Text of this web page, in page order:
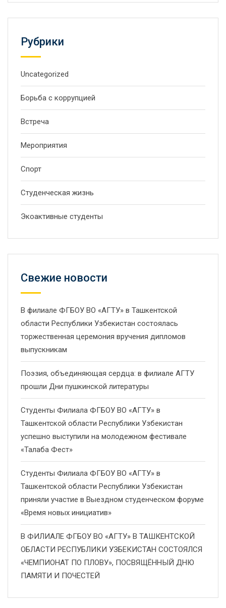
Рубрики
Uncategorized
Борьба с коррупцией
Встреча
Мероприятия
Спорт
Студенческая жизнь
Экоактивные студенты
Свежие новости
В филиале ФГБОУ ВО «АГТУ» в Ташкентской
области Республики Узбекистан состоялась
торжественная церемония вручения дипломов
выпускникам
Поэзия, объединяющая сердца: в филиале АГТУ
прошли Дни пушкинской литературы
Студенты Филиала ФГБОУ ВО «АГТУ» в
Ташкентской области Республики Узбекистан
успешно выступили на молодежном фестивале
«Талаба Фест»
Студенты Филиала ФГБОУ ВО «АГТУ» в
Ташкентской области Республики Узбекистан
приняли участие в Выездном студенческом форуме
«Время новых инициатив»
В ФИЛИАЛЕ ФГБОУ ВО «АГТУ» В ТАШКЕНТСКОЙ
ОБЛАСТИ РЕСПУБЛИКИ УЗБЕКИСТАН СОСТОЯЛСЯ
«ЧЕМПИОНАТ ПО ПЛОВУ», ПОСВЯЩЁННЫЙ ДНЮ
ПАМЯТИ И ПОЧЕСТЕЙ